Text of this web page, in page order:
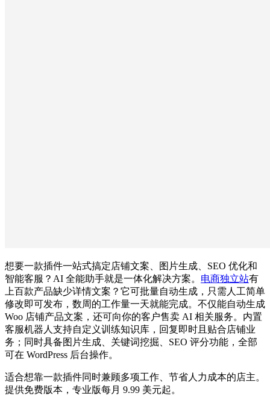
想要一款插件一站式搞定店铺文案、图片生成、SEO 优化和
智能客服？AI 全能助手就是一体化解决方案。 电商独立站有
上百款产品缺少详情文案？它可批量自动生成，只需人工简单
修改即可发布，数周的工作量一天就能完成。不仅能自动生成
Woo 店铺产品文案，还可向你的客户售卖 AI 相关服务。内置
客服机器人支持自定义训练知识库，回复即时且贴合店铺业
务；同时具备图片生成、关键词挖掘、SEO 评分功能，全部
可在 WordPress 后台操作。
适合想靠一款插件同时兼顾多项工作、节省人力成本的店主。
提供免费版本，专业版每月 9.99 美元起。